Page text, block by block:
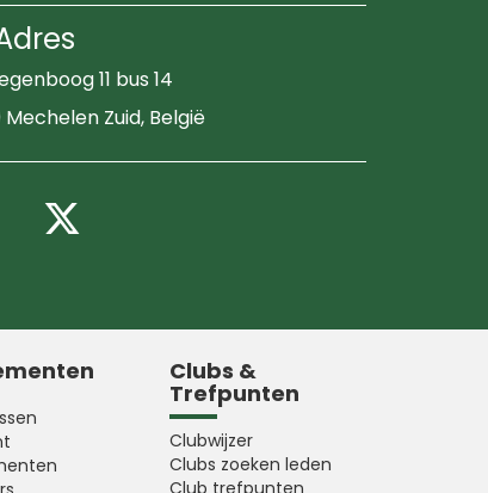
11 bus 14
Mechelen Zuid, België
Volg ons op Facebook
Clubs &
Trefpunten
Clubwijzer
Clubs zoeken leden
Club trefpunten